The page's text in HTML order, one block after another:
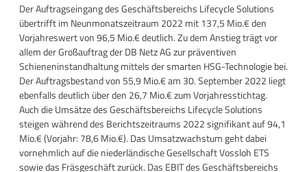
Der Auftragseingang des Geschäftsbereichs Lifecycle Solutions
übertrifft im Neunmonatszeitraum 2022 mit 137,5 Mio.€ den
Vorjahreswert von 96,5 Mio.€ deutlich. Zu dem Anstieg trägt vor
allem der Großauftrag der DB Netz AG zur präventiven
Schieneninstandhaltung mittels der smarten HSG-Technologie bei.
Der Auftragsbestand von 55,9 Mio.€ am 30. September 2022 liegt
ebenfalls deutlich über den 26,7 Mio.€ zum Vorjahresstichtag.
Auch die Umsätze des Geschäftsbereichs Lifecycle Solutions
steigen während des Berichtszeitraums 2022 signifikant auf 94,1
Mio.€ (Vorjahr: 78,6 Mio.€). Das Umsatzwachstum geht dabei
vornehmlich auf die niederländische Gesellschaft Vossloh ETS
sowie das Fräsgeschäft zurück. Das EBIT des Geschäftsbereichs